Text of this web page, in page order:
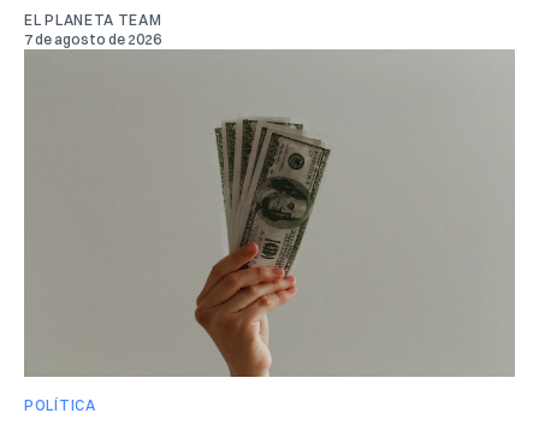
EL PLANETA TEAM
7 de agosto de 2026
POLÍTICA